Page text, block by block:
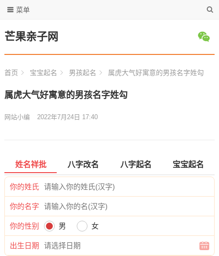
芒果亲子网
菜单
首页 宝宝起名 男孩起名 属虎大气好寓意的男孩名字姓勾
属虎大气好寓意的男孩名字姓勾
网站小编 2022年7月24日 17:40
姓名祥批 八字改名 八字起名 宝宝起名
你的姓氏
你的名字
你的性别 男 女
出生日期